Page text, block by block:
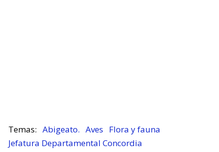
Abigeato. Aves
Flora y fauna
Jefatura Departamental Concordia